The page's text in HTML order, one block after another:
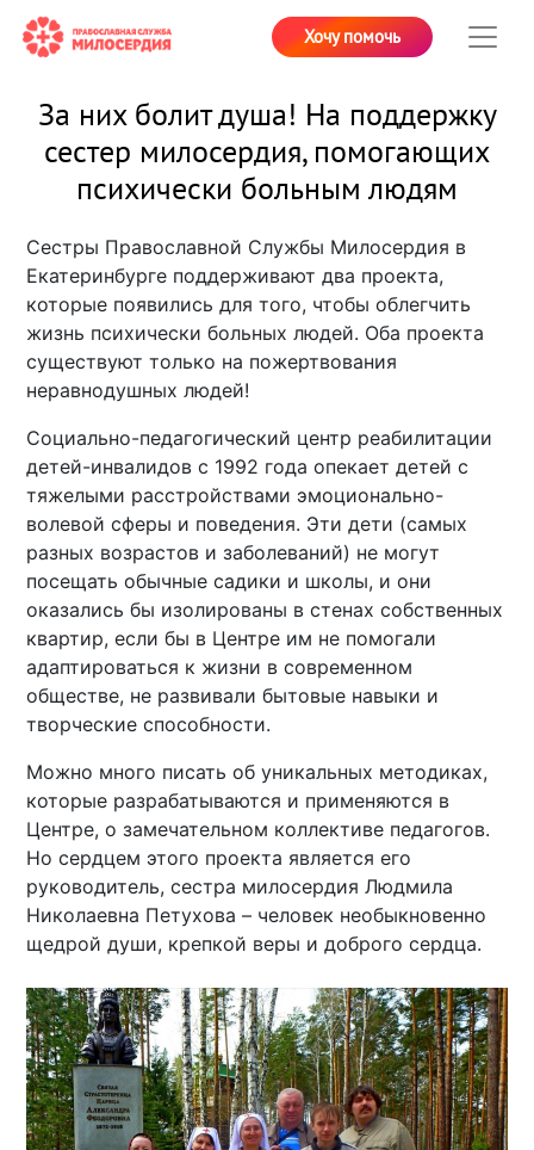
Хочу помочь
За них болит душа! На поддержку
сестер милосердия, помогающих
психически больным людям
Сестры Православной Службы Милосердия в
Екатеринбурге поддерживают два проекта,
которые появились для того, чтобы облегчить
жизнь психически больных людей. Оба проекта
существуют только на пожертвования
неравнодушных людей!
Социально-педагогический центр реабилитации
детей-инвалидов с 1992 года опекает детей с
тяжелыми расстройствами эмоционально-
волевой сферы и поведения. Эти дети (самых
разных возрастов и заболеваний) не могут
посещать обычные садики и школы, и они
оказались бы изолированы в стенах собственных
квартир, если бы в Центре им не помогали
адаптироваться к жизни в современном
обществе, не развивали бытовые навыки и
творческие способности.
Можно много писать об уникальных методиках,
которые разрабатываются и применяются в
Центре, о замечательном коллективе педагогов.
Но сердцем этого проекта является его
руководитель, сестра милосердия Людмила
Николаевна Петухова – человек необыкновенно
щедрой души, крепкой веры и доброго сердца.